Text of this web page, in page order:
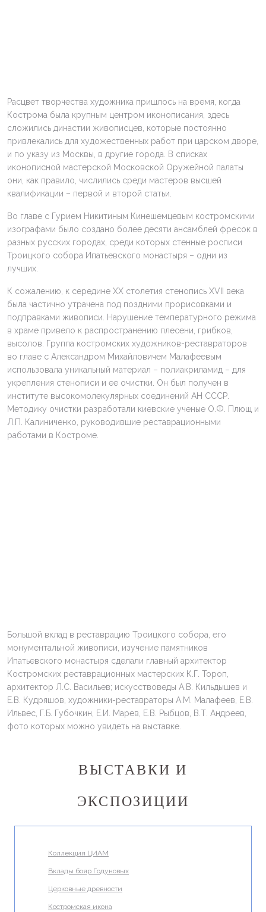
Расцвет творчества художника пришлось на время, когда
Кострома была крупным центром иконописания, здесь
сложились династии живописцев, которые постоянно
привлекались для художественных работ при царском дворе,
и по указу из Москвы, в другие города. В списках
иконописной мастерской Московской Оружейной палаты
они, как правило, числились среди мастеров высшей
квалификации – первой и второй статьи.
Во главе с Гурием Никитиным Кинешемцевым костромскими
изографами было создано более десяти ансамблей фресок в
разных русских городах, среди которых стенные росписи
Троицкого собора Ипатьевского монастыря – одни из
лучших.
К сожалению, к середине XX столетия стенопись XVII века
была частично утрачена под поздними прорисовками и
подправками живописи. Нарушение температурного режима
в храме привело к распространению плесени, грибков,
высолов. Группа костромских художников-реставраторов
во главе с Александром Михайловичем Малафеевым
использовала уникальный материал – полиакриламид – для
укрепления стенописи и ее очистки. Он был получен в
институте высокомолекулярных соединений АН СССР.
Методику очистки разработали киевские ученые О.Ф. Плющ и
Л.П. Калиниченко, руководившие реставрационными
работами в Костроме.
Большой вклад в реставрацию Троицкого собора, его
монументальной живописи, изучение памятников
Ипатьевского монастыря сделали главный архитектор
Костромских реставрационных мастерских К.Г. Тороп,
архитектор Л.С. Васильев; искусствоведы А.В. Кильдышев и
Е.В. Кудряшов, художники-реставраторы А.М. Малафеев, Е.В.
Ильвес, Г.Б. Губочкин, Е.И. Марев, Е.В. Рыбцов, В.Т. Андреев,
фото которых можно увидеть на выставке.
ВЫСТАВКИ И
ЭКСПОЗИЦИИ
Коллекция ЦИАМ
Вклады бояр Годуновых
Церковные древности
Костромская икона